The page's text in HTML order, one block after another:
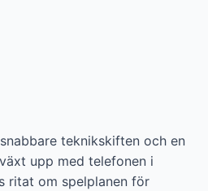
teknikskiften och en
upp med telefonen i
ritat om spelplanen för